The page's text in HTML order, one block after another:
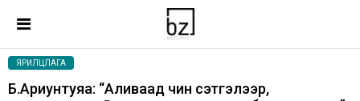
ЯРИЛЦЛАГА
Б.Ариунтуяа: “Аливаад чин сэтгэлээр,